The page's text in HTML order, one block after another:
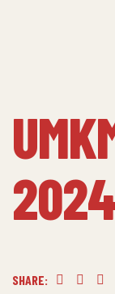
2024
SHARE: